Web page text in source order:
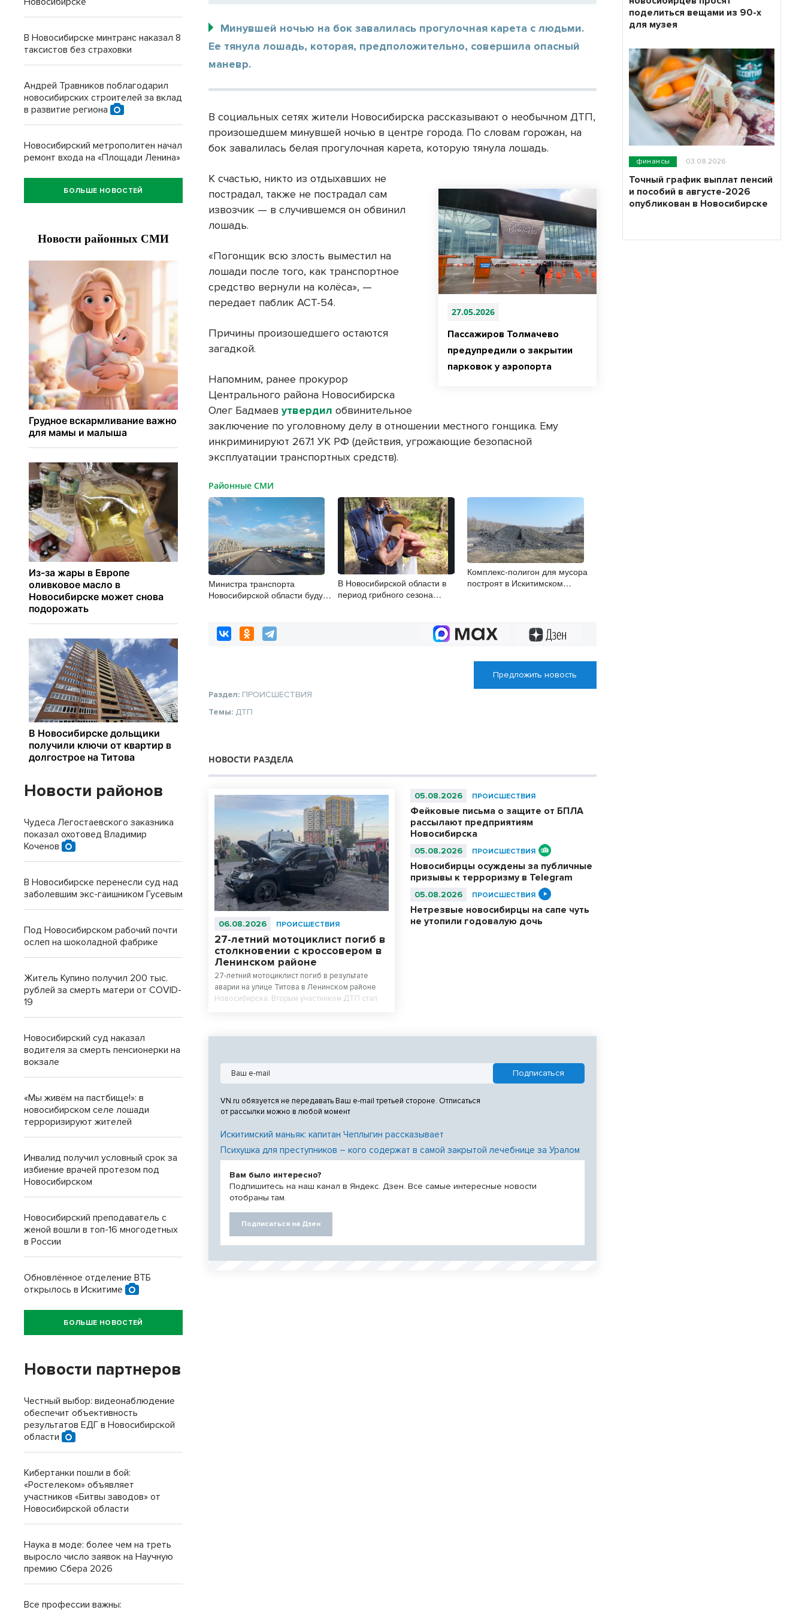
Минувшей ночью на бок завалилась прогулочная карета с людьми.
Ее тянула лошадь, которая, предположительно, совершила опасный
маневр.
В социальных сетях жители Новосибирска рассказывают о необычном ДТП,
произошедшем минувшей ночью в центре города. По словам горожан, на
бок завалилась белая прогулочная карета, которую тянула лошадь.
27.05.2026
Пассажиров Толмачево
предупредили о закрытии
парковок у аэропорта
К счастью, никто из отдыхавших не
пострадал, также не пострадал сам
извозчик — в случившемся он обвинил
лошадь.
«Погонщик всю злость выместил на
лошади после того, как транспортное
средство вернули на колёса», —
передает паблик АСТ-54.
Причины произошедшего остаются
загадкой.
Напомним, ранее прокурор
Центрального района Новосибирска
Олег Бадмаевутвердилобвинительное
заключение по уголовному делу в отношении местного гонщика. Ему
инкриминируют 267.1 УК РФ (действия, угрожающие безопасной
эксплуатации транспортных средств).
Районные СМИ
Министра транспорта
Новосибирской области будут
В Новосибирской области в
период грибного сезона
Комплекс-полигон для мусора
построят в Искитимском
Предложить новость
Раздел: ПРОИСШЕСТВИЯ
Темы: ДТП
НОВОСТИ РАЗДЕЛА
06.08.2026 ПРОИСШЕСТВИЯ
27-летний мотоциклист погиб в
столкновении с кроссовером в
Ленинском районе
27-летний мотоциклист погиб в результате
аварии на улице Титова в Ленинском районе
Новосибирска. Вторым участником ДТП стал
05.08.2026 ПРОИСШЕСТВИЯ
Фейковые письма о защите от БПЛА
рассылают предприятиям
Новосибирска
05.08.2026 ПРОИСШЕСТВИЯ
Новосибирцы осуждены за публичные
призывы к терроризму в Telegram
05.08.2026 ПРОИСШЕСТВИЯ
Нетрезвые новосибирцы на сапе чуть
не утопили годовалую дочь
VN.ru обязуется не передавать Ваш e-mail третьей стороне. Отписаться
от рассылки можно в любой момент
Искитимский маньяк: капитан Чеплыгин рассказывает
Психушка для преступников – кого содержат в самой закрытой лечебнице за Уралом
Вам было интересно?
Подпишитесь на наш канал в Яндекс. Дзен. Все самые интересные новости
отобраны там.
Подписаться на Дзен
В Новосибирске минтранс наказал 8
таксистов без страховки
Андрей Травников поблагодарил
новосибирских строителей за вклад
в развитие региона
Новосибирский метрополитен начал
ремонт входа на «Площади Ленина»
БОЛЬШЕ НОВОСТЕЙ
Новости районов
Чудеса Легостаевского заказника
показал охотовед Владимир
Коченов
В Новосибирске перенесли суд над
заболевшим экс-гаишником Гусевым
Под Новосибирском рабочий почти
ослеп на шоколадной фабрике
Житель Купино получил 200 тыс.
рублей за смерть матери от COVID-
19
Новосибирский суд наказал
водителя за смерть пенсионерки на
вокзале
«Мы живём на пастбище!»: в
новосибирском селе лошади
терроризируют жителей
Инвалид получил условный срок за
избиение врачей протезом под
Новосибирском
Новосибирский преподаватель с
женой вошли в топ-16 многодетных
в России
Обновлённое отделение ВТБ
открылось в Искитиме
БОЛЬШЕ НОВОСТЕЙ
Новости партнеров
Честный выбор: видеонаблюдение
обеспечит объективность
результатов ЕДГ в Новосибирской
области
Кибертанки пошли в бой:
«Ростелеком» объявляет
участников «Битвы заводов» от
Новосибирской области
Наука в моде: более чем на треть
выросло число заявок на Научную
премию Сбера 2026
Все профессии важны:
поделиться вещами из 90-х
для музея
финансы 03.08.2026
Точный график выплат пенсий
и пособий в августе-2026
опубликован в Новосибирске